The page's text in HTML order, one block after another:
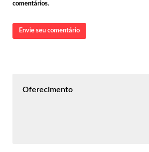
comentários.
Envie seu comentário
Oferecimento